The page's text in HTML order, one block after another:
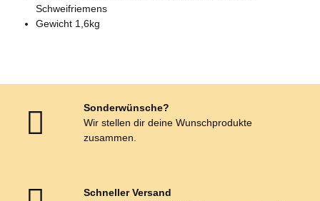
Schweifriemens
Gewicht 1,6kg
Sonderwünsche?
Wir stellen dir deine Wunschprodukte
zusammen.
Schneller Versand